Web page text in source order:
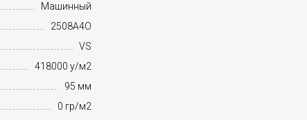
Машинный
2508A4O
VS
418000 у/м2
95 мм
0 гр/м2